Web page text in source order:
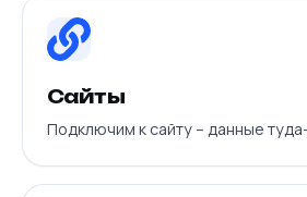
Сайты
Подключим к сайту – данные